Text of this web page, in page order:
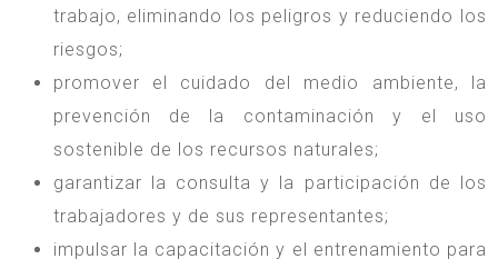
trabajo, eliminando los peligros y reduciendo los
riesgos;
promover el cuidado del medio ambiente, la
prevención de la contaminación y el uso
sostenible de los recursos naturales;
garantizar la consulta y la participación de los
trabajadores y de sus representantes;
impulsar la capacitación y el entrenamiento para